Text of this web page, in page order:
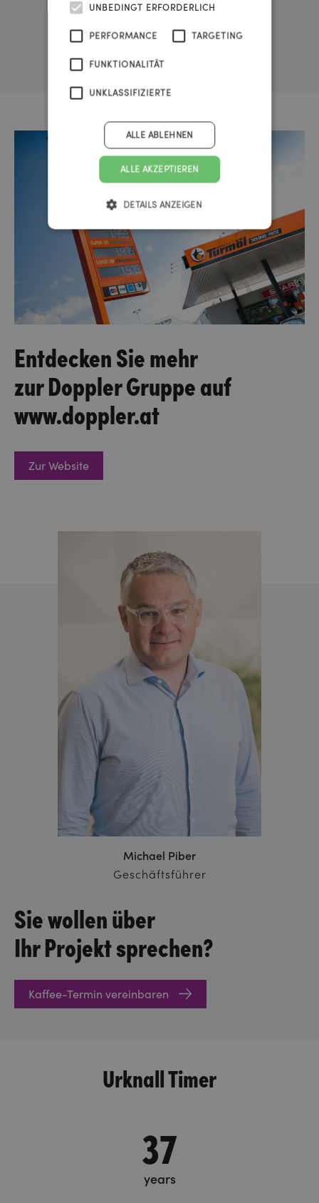
Marktführerschaft in
Österreich anstreben.
Entdecken Sie mehr
zur Doppler Gruppe auf
www.doppler.at
Zur Website
Sie wollen über
Ihr Projekt sprechen?
Kaffee-Termin vereinbaren
Michael Piber
Geschäftsführer
Urknall Timer
37
years
UNBEDINGT ERFORDERLICH
PERFORMANCE TARGETING
FUNKTIONALITÄT
UNKLASSIFIZIERTE
ALLE AKZEPTIEREN
ALLE ABLEHNEN
DETAILS ANZEIGEN